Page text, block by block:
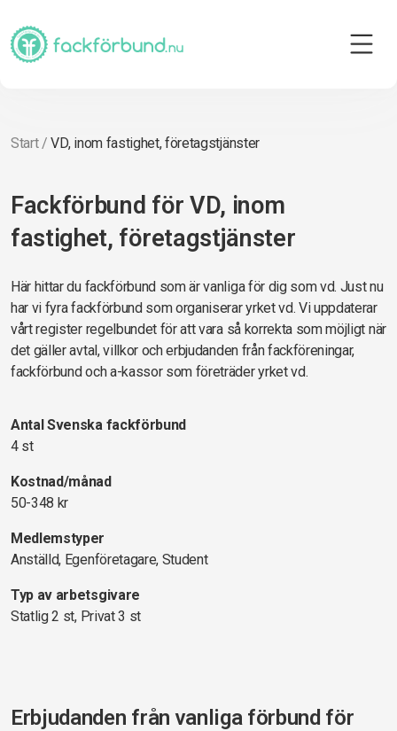
Start/VD, inom fastighet, företagstjänster
Fackförbund för VD, inom
fastighet, företagstjänster
Här hittar du fackförbund som är vanliga för dig som vd. Just nu
har vi fyra fackförbund som organiserar yrket vd. Vi uppdaterar
vårt register regelbundet för att vara så korrekta som möjligt när
det gäller avtal, villkor och erbjudanden från fackföreningar,
fackförbund och a-kassor som företräder yrket vd.
Antal Svenska fackförbund
4 st
Kostnad/månad
50-348 kr
Medlemstyper
Anställd, Egenföretagare, Student
Typ av arbetsgivare
Statlig 2 st, Privat 3 st
Erbjudanden från vanliga förbund för